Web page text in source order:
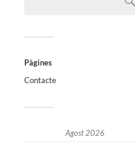
Pàgines
Contacte
Agost 2026